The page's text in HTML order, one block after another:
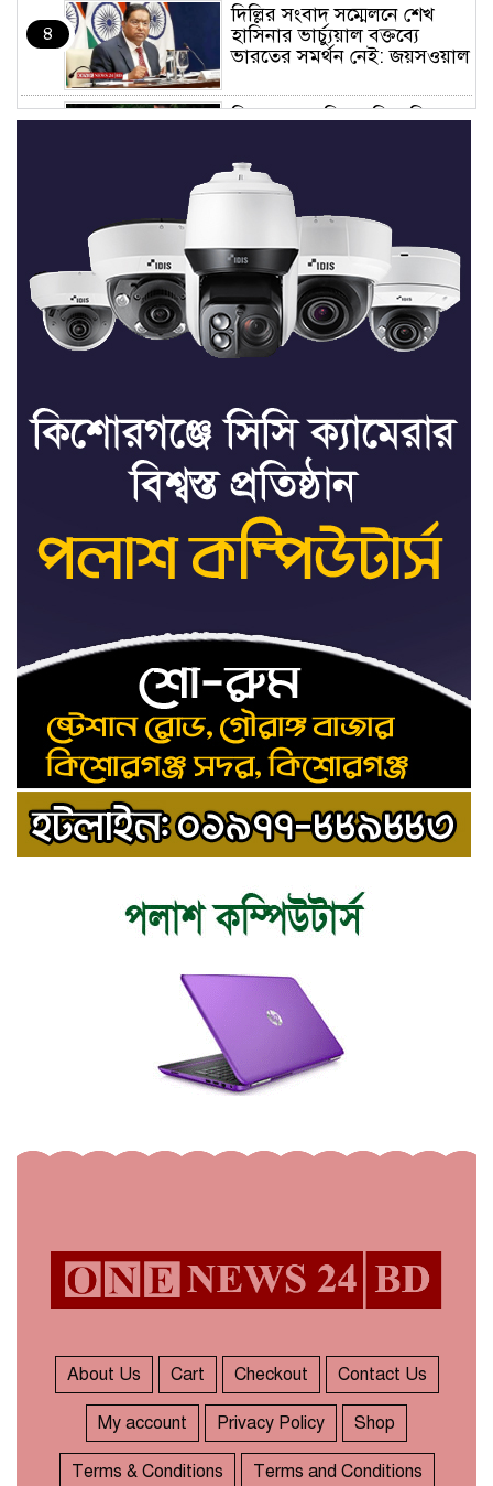
৪
দিল্লির সংবাদ সম্মেলনে শেখ
হাসিনার ভার্চ্যুয়াল বক্তব্যে
ভারতের সমর্থন নেই: জয়সওয়াল
কিশোরগঞ্জে নিজস্ব ফিসারির
সদস্যের মৃত্যু
সভাপতি ফাহিম, সম্পাদক
ফয়সাল: তাড়াইলে ছাত্র অধিকার
পরিষদের আংশিক কমিটি
অনুমোদন
৭
তাড়াইলে যুবদলের কেন্দ্রীয় সহ-
সাধারণ সম্পাদক সবুজকে
সংবর্ধনা
৮
৪ মন্ত্রণালয়ে নতুন সচিব নিয়োগ,
২ জনের পদোন্নতি
৯
শেখ হাসিনার সঙ্গে পালানোর
ফ্লাইট কীভাবে মিস করেছিলেন
সালমান এফ রহমান
ভাত রান্নার সময় নরম হয়ে গেলে
কী করবেন
About Us Cart Checkout Contact Us
My account Privacy Policy Shop
Terms & Conditions Terms and Conditions